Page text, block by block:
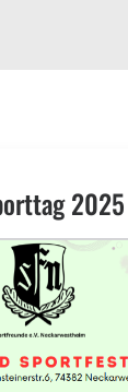
2025